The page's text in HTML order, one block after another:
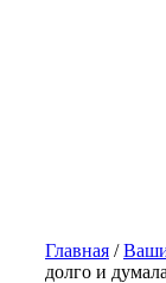
Главная /
долго и